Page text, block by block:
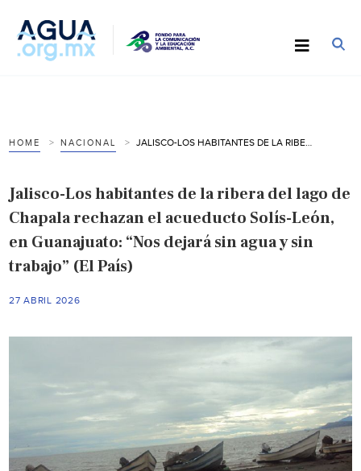
HOME NACIONAL
Jalisco-Los habitantes de la ribera del lago de
Chapala rechazan el acueducto Solís-León,
en Guanajuato: “Nos dejará sin agua y sin
trabajo” (El País)
27 ABRIL 2026